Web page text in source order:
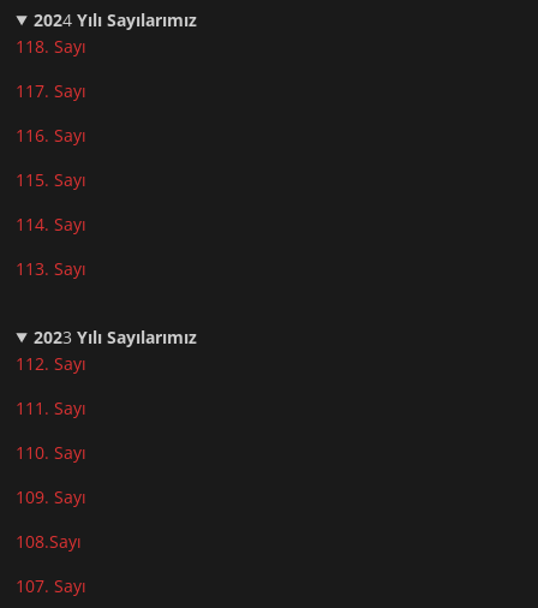
2024Yılı Sayılarımız
118. Sayı
117. Sayı
116. Sayı
115. Sayı
114. Sayı
113. Sayı
2023Yılı Sayılarımız
112. Sayı
111. Sayı
110. Sayı
109. Sayı
108.Sayı
107. Sayı